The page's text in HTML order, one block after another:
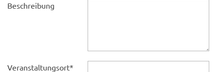
Beschreibung
Veranstaltungsort*